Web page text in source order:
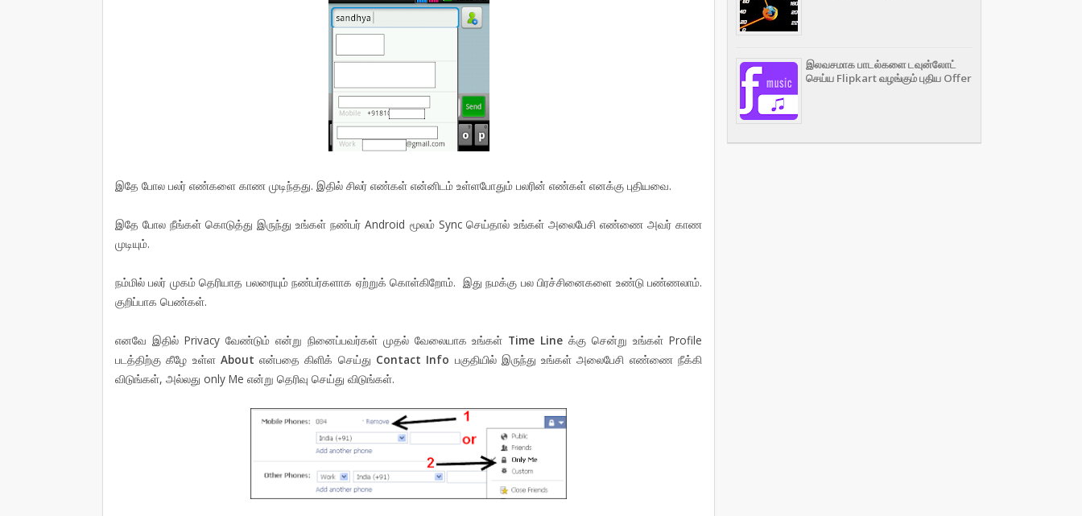
இதே போல பலர் எண்களை காண முடிந்தது. இதில் சிலர் எண்கள் என்னிடம் உள்ளபோதும் பலரின் எண்கள் எனக்கு புதியவை.
இதே போல நீங்கள் கொடுத்து இருந்து உங்கள் நண்பர் Android மூலம் Sync செய்தால் உங்கள் அலைபேசி எண்ணை அவர் காண
முடியும்.
நம்மில் பலர் முகம் தெரியாத பலரையும் நண்பர்களாக ஏற்றுக் கொள்கிறோம். இது நமக்கு பல பிரச்சினைகளை உண்டு பண்ணலாம்.
குறிப்பாக பெண்கள்.
எனவே இதில் Privacy வேண்டும் என்று நினைப்பவர்கள் முதல் வேலையாக உங்கள் Time Line க்கு சென்று உங்கள் Profile
படத்திற்கு கீழே உள்ள Aboutஎன்பதை கிளிக் செய்து Contact Info பகுதியில் இருந்து உங்கள் அலைபேசி எண்ணை நீக்கி
விடுங்கள், அல்லது only Me என்று தெரிவு செய்து விடுங்கள்.
இலவசமாக பாடல்களை டவுன்லோட்
செய்ய Flipkart வழங்கும் புதிய Offer